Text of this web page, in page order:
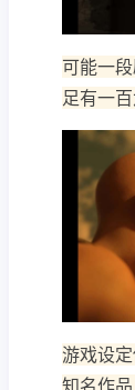
可能一
足有一
游戏设
知名作品